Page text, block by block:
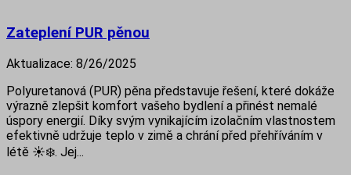
Zateplení PUR pěnou
Aktualizace: 8/26/2025
Polyuretanová (PUR) pěna představuje řešení, které dokáže
výrazně zlepšit komfort vašeho bydlení a přinést nemalé
úspory energií. Díky svým vynikajícím izolačním vlastnostem
efektivně udržuje teplo v zimě a chrání před přehříváním v
létě ☀️❄️. Jej...